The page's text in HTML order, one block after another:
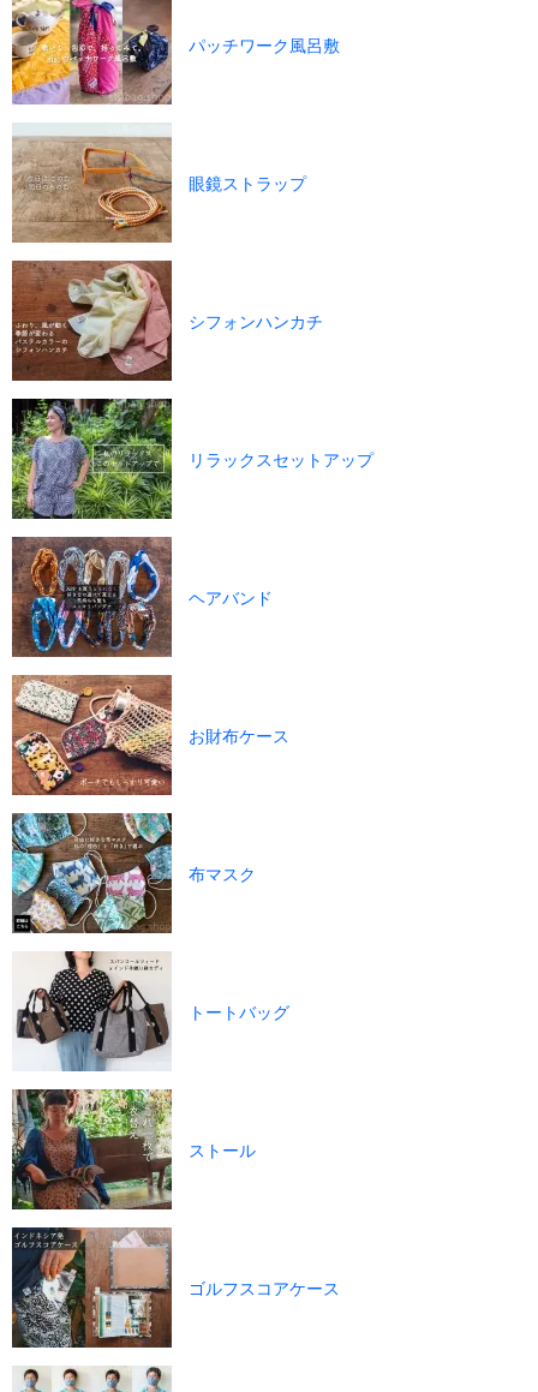
パッチワーク風呂敷
眼鏡ストラップ
シフォンハンカチ
リラックスセットアップ
ヘアバンド
お財布ケース
布マスク
トートバッグ
ストール
ゴルフスコアケース